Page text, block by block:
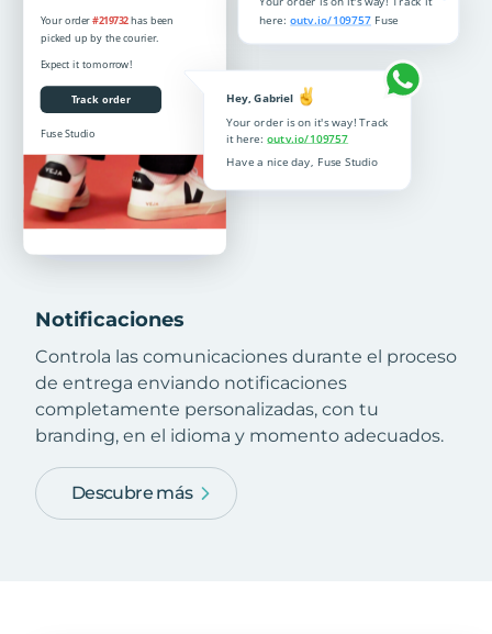
Notificaciones
Controla las comunicaciones durante el proceso
de entrega enviando notificaciones
completamente personalizadas, con tu
branding, en el idioma y momento adecuados.
Descubre más